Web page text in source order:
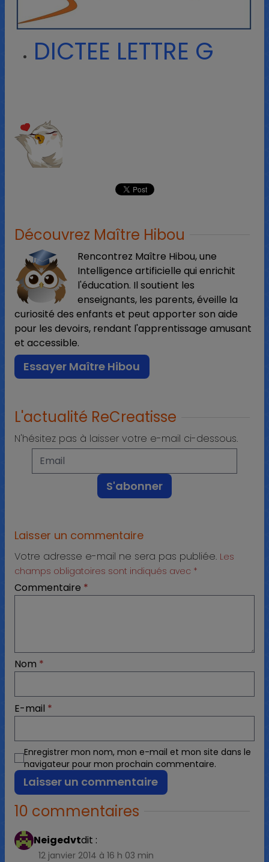
DICTEE LETTRE G
Découvrez Maître Hibou
Rencontrez Maître Hibou, une
Intelligence artificielle qui enrichit
l'éducation. Il soutient les
enseignants, les parents, éveille la
curiosité des enfants et peut apporter son aide
pour les devoirs, rendant l'apprentissage amusant
et accessible.
Essayer Maître Hibou
L'actualité ReCreatisse
N'hésitez pas à laisser votre e-mail ci-dessous.
Laisser un commentaire
Votre adresse e-mail ne sera pas publiée. Les
champs obligatoires sont indiqués avec *
Commentaire *
Nom *
E-mail *
Enregistrer mon nom, mon e-mail et mon site dans le
navigateur pour mon prochain commentaire.
10 commentaires
Neigedvtdit :
12 janvier 2014 à 16 h 03 min